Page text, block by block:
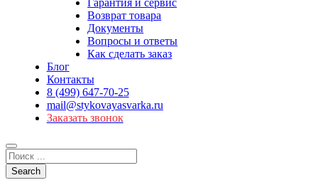
Гарантия и сервис
Возврат товара
Документы
Вопросы и ответы
Как сделать заказ
Блог
Контакты
8 (499) 647-70-25
mail@stykovayasvarka.ru
Заказать звонок